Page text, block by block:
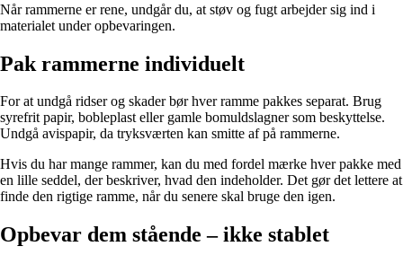
Når rammerne er rene, undgår du, at støv og fugt arbejder sig ind i
materialet under opbevaringen.
Pak rammerne individuelt
For at undgå ridser og skader bør hver ramme pakkes separat. Brug
syrefrit papir, bobleplast eller gamle bomuldslagner som beskyttelse.
Undgå avispapir, da tryksværten kan smitte af på rammerne.
Hvis du har mange rammer, kan du med fordel mærke hver pakke med
en lille seddel, der beskriver, hvad den indeholder. Det gør det lettere at
finde den rigtige ramme, når du senere skal bruge den igen.
Opbevar dem stående – ikke stablet